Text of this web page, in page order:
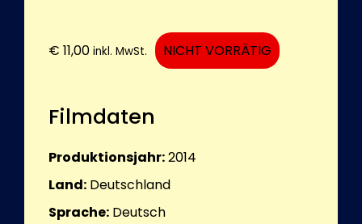
€ 11,00 inkl. MwSt. NICHT VORRÄTIG
Filmdaten
Produktionsjahr:2014
Land: Deutschland
Sprache: Deutsch